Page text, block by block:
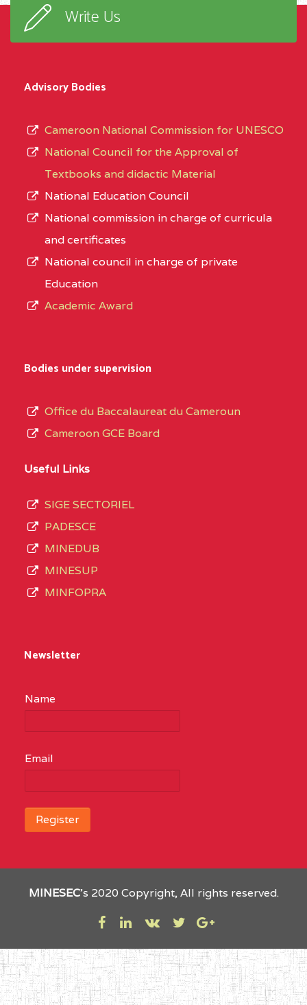
Write Us
Advisory Bodies
Cameroon National Commission for UNESCO
National Council for the Approval of
Textbooks and didactic Material
National Education Council
National commission in charge of curricula
and certificates
National council in charge of private
Education
Academic Award
Bodies under supervision
Office du Baccalaureat du Cameroun
Cameroon GCE Board
Useful Links
SIGE SECTORIEL
PADESCE
MINEDUB
MINESUP
MINFOPRA
Newsletter
Name
Email
MINESEC’s 2020 Copyright, All rights reserved.